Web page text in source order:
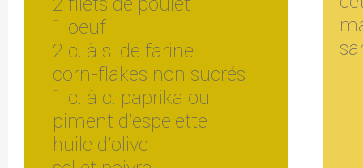
1 oeuf
2 c. à s. de farine
corn-flakes non sucrés
1 c. à c. paprika ou
piment d'espelette
huile d'olive